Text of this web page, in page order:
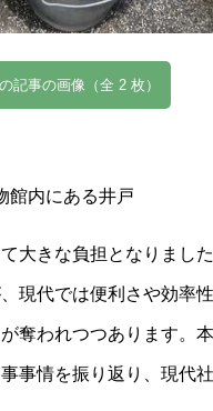
記事の画像（全 2 枚）
館内にある井戸
大きな負担となりまし
現代では便利さや効率
奪われつつあります。
事情を振り返り、現代